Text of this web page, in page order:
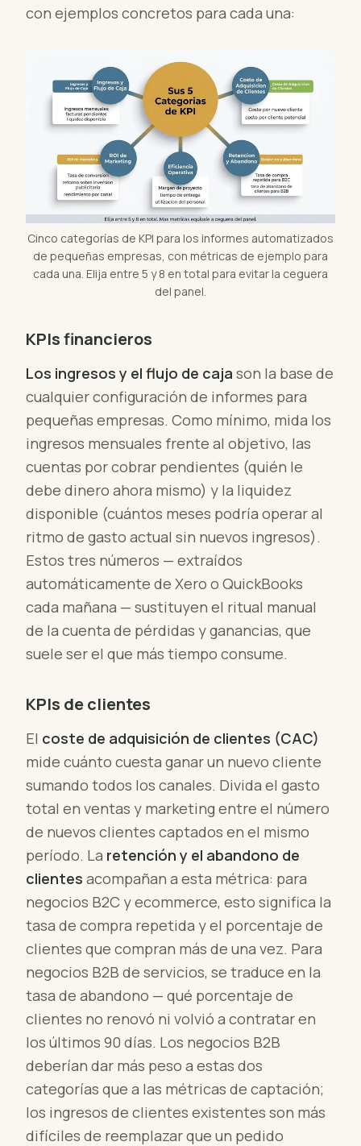
con ejemplos concretos para cada una:
Cinco categorías de KPI para los informes automatizados
de pequeñas empresas, con métricas de ejemplo para
cada una. Elija entre 5 y 8 en total para evitar la ceguera
del panel.
KPIs financieros
Los ingresos y el flujo de caja son la base de
cualquier configuración de informes para
pequeñas empresas. Como mínimo, mida los
ingresos mensuales frente al objetivo, las
cuentas por cobrar pendientes (quién le
debe dinero ahora mismo) y la liquidez
disponible (cuántos meses podría operar al
ritmo de gasto actual sin nuevos ingresos).
Estos tres números — extraídos
automáticamente de Xero o QuickBooks
cada mañana — sustituyen el ritual manual
de la cuenta de pérdidas y ganancias, que
suele ser el que más tiempo consume.
KPIs de clientes
El coste de adquisición de clientes (CAC)
mide cuánto cuesta ganar un nuevo cliente
sumando todos los canales. Divida el gasto
total en ventas y marketing entre el número
de nuevos clientes captados en el mismo
período. La retención y el abandono de
clientes acompañan a esta métrica: para
negocios B2C y ecommerce, esto significa la
tasa de compra repetida y el porcentaje de
clientes que compran más de una vez. Para
negocios B2B de servicios, se traduce en la
tasa de abandono — qué porcentaje de
clientes no renovó ni volvió a contratar en
los últimos 90 días. Los negocios B2B
deberían dar más peso a estas dos
categorías que a las métricas de captación;
los ingresos de clientes existentes son más
difíciles de reemplazar que un pedido